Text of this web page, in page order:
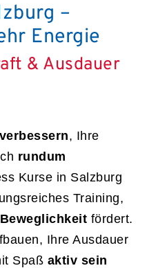
–
Energie
& Ausdauer
, Ihre
rundum
Kurse in Salzburg
Training,
Beweglichkeit fördert.
Ihre Ausdauer
Spaß aktiv sein